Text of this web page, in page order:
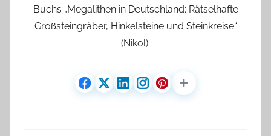
Buchs „Megalithen in Deutschland: Rätselhafte
Großsteingräber, Hinkelsteine und Steinkreise“
(Nikol).